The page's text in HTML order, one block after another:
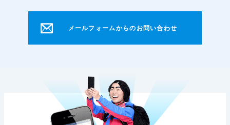
メールフォームからのお問い合わせ